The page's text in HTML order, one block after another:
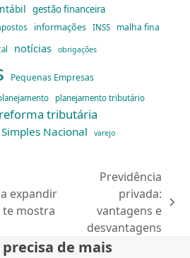
gestão financeira
informações INSS malha fina
notícias obrigações
Pequenas Empresas
planejamento tributário
reforma tributária
Simples Nacional varejo
expandir
te mostra
next
post:
Previdência
privada:
vantagens e
desvantagens
de mais